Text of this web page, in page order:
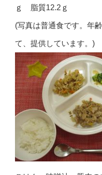
ｇ 脂質12.2ｇ
(写真は普通食です。年
て、提供しています。)